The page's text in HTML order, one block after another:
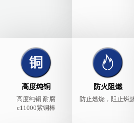
高度纯铜
高度纯铜 耐腐
c11000紫铜棒
防火阻燃
防止燃烧，阻止燃